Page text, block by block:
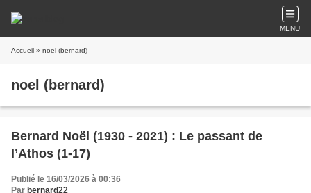
MENU
Accueil » noel (bernard)
noel (bernard)
Bernard Noël (1930 - 2021) : Le passant de
l’Athos (1-17)
Publié le 16/03/2026 à 00:36
Par bernard22